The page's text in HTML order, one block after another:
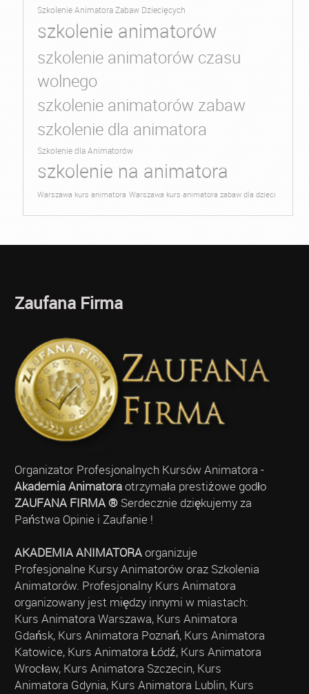
Szkolenie Animatora Zabaw Dziecięcych
szkolenie animatorów
szkolenie animatorów czasu
wolnego
szkolenie animatorów zabaw
szkolenie dla animatora
Szkolenie dla Animatorów
szkolenie na animatora
Warszawa kurs animatora Warszawa kurs animatora zabaw dla dzieci
Zaufana Firma
Organizator Profesjonalnych Kursów Animatora -
Akademia Animatoraotrzymała prestiżowe godło
ZAUFANA FIRMA ®Serdecznie dziękujemy za
Państwa Opinie i Zaufanie !
AKADEMIA ANIMATORAorganizuje
Profesjonalne Kursy Animatorów oraz Szkolenia
Animatorów. Profesjonalny Kurs Animatora
organizowany jest między innymi w miastach:
Kurs Animatora Warszawa, Kurs Animatora
Gdańsk, Kurs Animatora Poznań, Kurs Animatora
Katowice, Kurs Animatora Łódź, Kurs Animatora
Wrocław, Kurs Animatora Szczecin, Kurs
Animatora Gdynia, Kurs Animatora Lublin, Kurs